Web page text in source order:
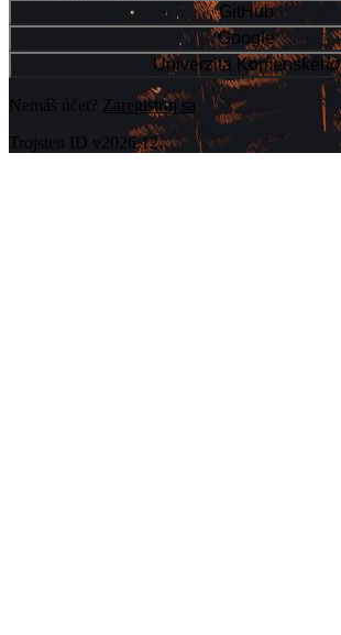
GitHub
Google
Univerzita Komenského
Nemáš účet? Zaregistruj sa
Trojsten ID v2026.12